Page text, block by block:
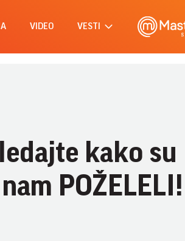
VIDEO VESTI
kako su
POŽELELI!